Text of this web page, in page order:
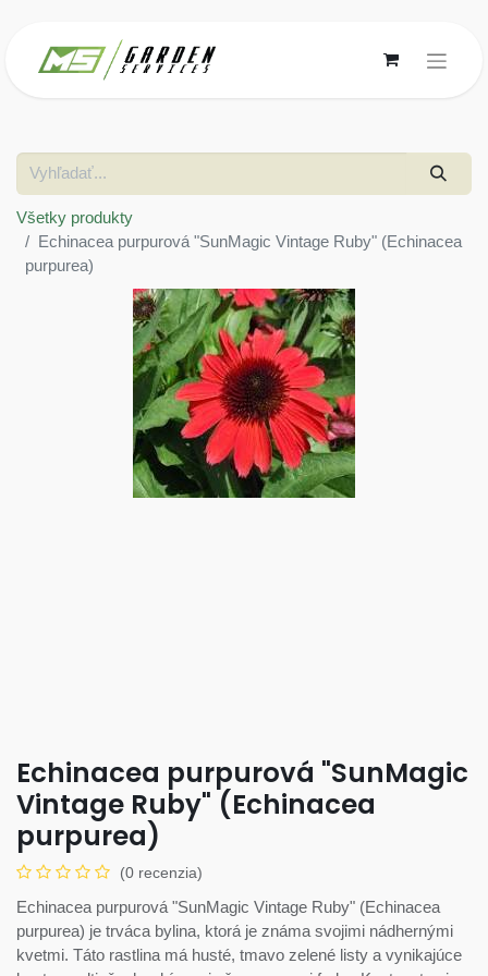
Všetky produkty
Echinacea purpurová "SunMagic Vintage Ruby" (Echinacea
purpurea)
Echinacea purpurová "SunMagic
Vintage Ruby" (Echinacea
purpurea)
(0 recenzia)
Echinacea purpurová "SunMagic Vintage Ruby" (Echinacea
purpurea) je trváca bylina, ktorá je známa svojimi nádhernými
kvetmi. Táto rastlina má husté, tmavo zelené listy a vynikajúce